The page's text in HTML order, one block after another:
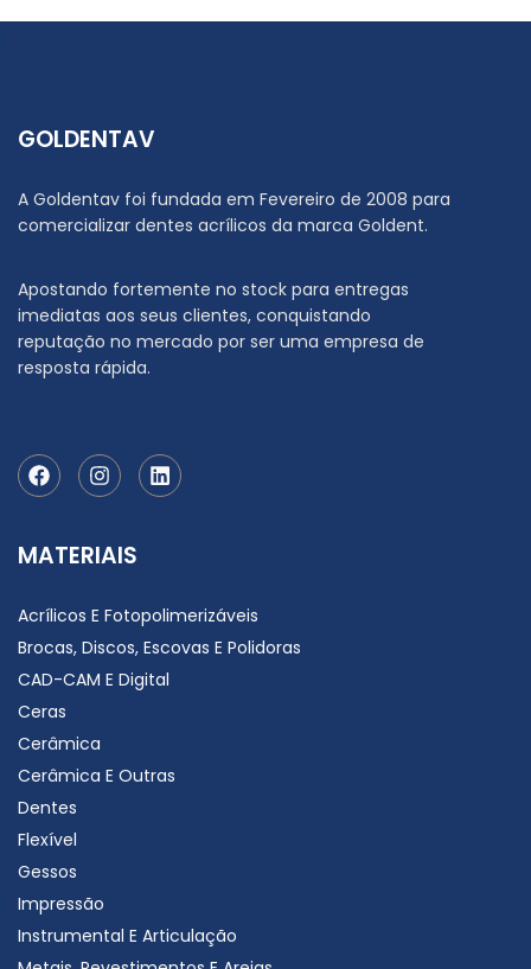
GOLDENTAV
A Goldentav foi fundada em Fevereiro de 2008 para
comercializar dentes acrílicos da marca Goldent.
Apostando fortemente no stock para entregas
imediatas aos seus clientes, conquistando
reputação no mercado por ser uma empresa de
resposta rápida.
MATERIAIS
Acrílicos E Fotopolimerizáveis
Brocas, Discos, Escovas E Polidoras
CAD-CAM E Digital
Ceras
Cerâmica
Cerâmica E Outras
Dentes
Flexível
Gessos
Impressão
Instrumental E Articulação